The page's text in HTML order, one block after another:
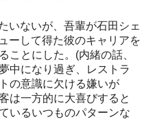
ーして得た彼のキャリアを
ことにした。(内緒の話、
中になり過ぎ、レストラ
の意識に欠ける嫌いが
は一方的に大喜びすると
いるいつものパターンな